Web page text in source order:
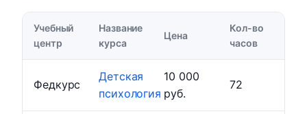
Учебный
центр
Название
курса
Цена
Кол-во
часов
Федкурс
Детская
психология
10 000
руб.
72